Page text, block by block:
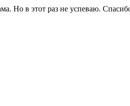
Но в этот раз не успеваю.